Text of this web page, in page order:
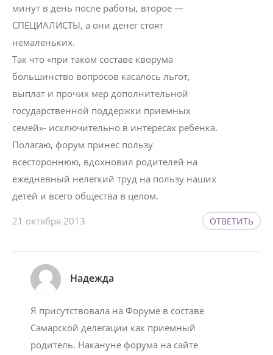
минут в день после работы, второе —
СПЕЦИАЛИСТЫ, а они денег стоят
немаленьких.
Так что «при таком составе кворума
большинство вопросов касалось льгот,
выплат и прочих мер дополнительной
государственной поддержки приемных
семей»- исключительно в интересах ребенка.
Полагаю, форум принес пользу
всестороннюю, вдохновил родителей на
ежедневный нелегкий труд на пользу наших
детей и всего общества в целом.
21 октября 2013 ОТВЕТИТЬ
Надежда
Я присутствовала на Форуме в составе
Самарской делегации как приемный
родитель. Накануне форума на сайте